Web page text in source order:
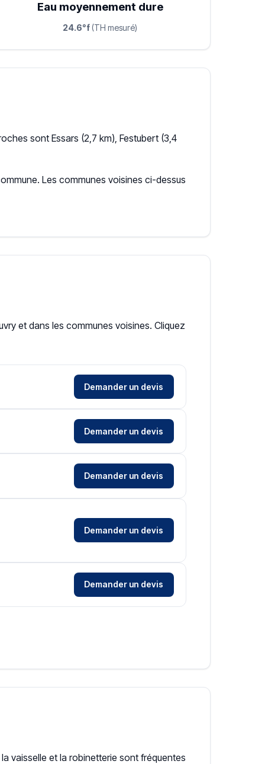
Eau moyennement dure
24.6°f (TH mesuré)
sont Essars (2,7 km), Festubert (3,4
Les communes voisines ci-dessus
et dans les communes voisines. Cliquez
Demander un devis
Demander un devis
Demander un devis
Demander un devis
Demander un devis
vaisselle et la robinetterie sont fréquentes